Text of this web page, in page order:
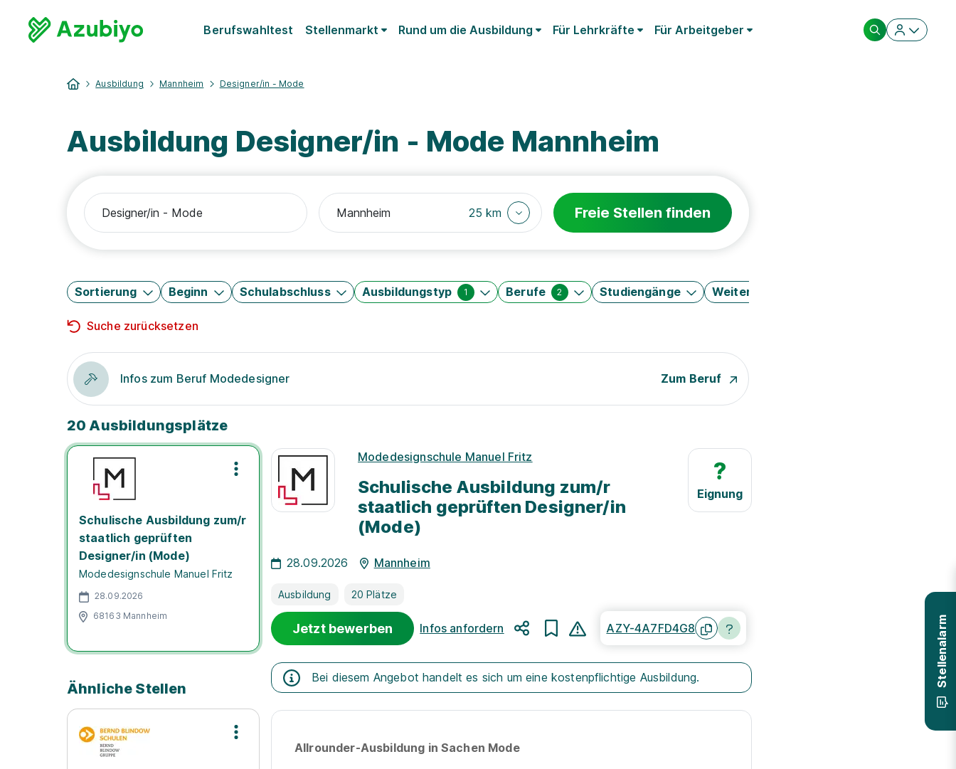
Berufswahltest Stellenmarkt Rund um die Ausbildung Für Lehrkräfte Für Arbeitgeber
Ausbildung Mannheim Designer/in - Mode
Ausbildung Designer/in - Mode Mannheim
25 km Freie Stellen finden
Sortierung Beginn Schulabschluss Ausbildungstyp 1 Berufe 2 Studiengänge Weitere Filter
Suche zurücksetzen
Infos zum Beruf Modedesigner Zum Beruf
20 Ausbildungsplätze
Schulische Ausbildung zum/r
staatlich geprüften
Designer/in (Mode)
Modedesignschule Manuel Fritz
28.09.2026
68163 Mannheim
Ähnliche Stellen Stellenalarm
?
Eignung
Modedesignschule Manuel Fritz
Schulische Ausbildung zum/r
staatlich geprüften Designer/in
(Mode)
28.09.2026 Mannheim
Ausbildung 20 Plätze
Jetzt bewerben
Infos anfordern
AZY-4A7FD4G8
Bei diesem Angebot handelt es sich um eine kostenpflichtige Ausbildung.
Allrounder-Ausbildung in Sachen Mode